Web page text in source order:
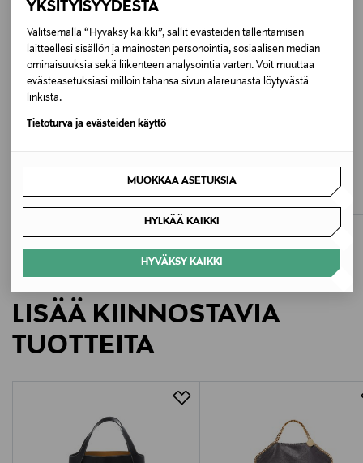
YKSITYISYYDESTÄ
Valitsemalla “Hyväksy kaikki”, sallit evästeiden tallentamisen
laitteellesi sisällön ja mainosten personointia, sosiaalisen median
ominaisuuksia sekä liikenteen analysointia varten. Voit muuttaa
evästeasetuksiasi milloin tahansa sivun alareunasta löytyvästä
linkistä.
Tietoturva ja evästeiden käyttö
MUOKKAA ASETUKSIA
HYLKÄÄ KAIKKI
HYVÄKSY KAIKKI
Väri
999 BLACK
Koko
One size
Valmistajan tuotenumero
K209B5D00007M7769
Valmistaja
Moncler S.p.A.
Via Stendhal 47, 20144 Milano, Italy
Digitaalinen osoite
customerservice@moncler.com
STELLA MCCARTNEY
Logo Grainy Tote Bag -laukku
STELLA MCCARTNEY
Falabella Tote Bag -laukku
LISÄÄ KIINNOSTAVIA
TUOTTEITA